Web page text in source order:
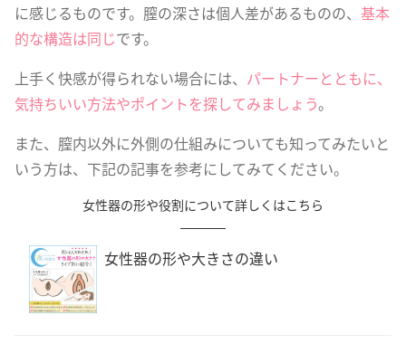
に感じるものです。膣の深さは個人差があるものの、 基本
的な構造は同じです。
上手く快感が得られない場合には、 パートナーとともに、
気持ちいい方法やポイントを探してみましょう。
また、膣内以外に外側の仕組みについても知ってみたいと
いう方は、下記の記事を参考にしてみてください。
女性器の形や役割について詳しくはこちら
女性器の形や大きさの違い